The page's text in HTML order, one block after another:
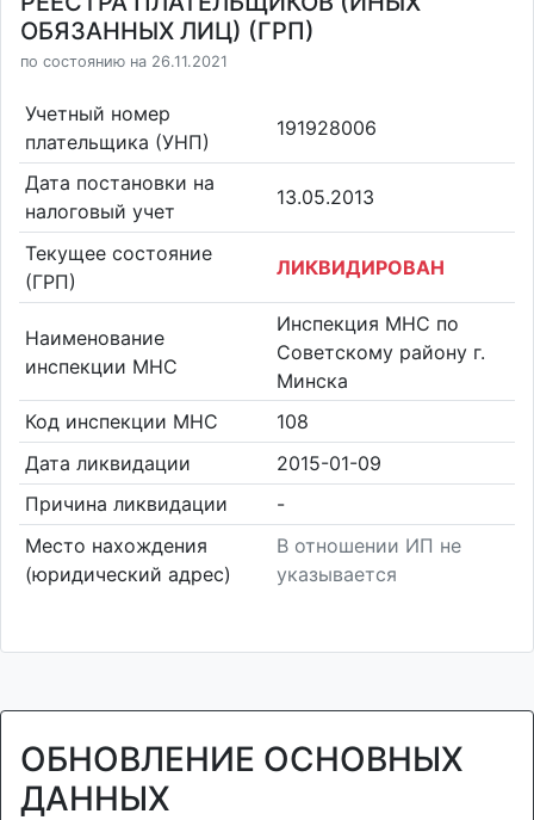
ОБЯЗАННЫХ ЛИЦ) (ГРП)
по состоянию на 26.11.2021
Учетный номер
плательщика (УНП)
191928006
Дата постановки на
налоговый учет
13.05.2013
Текущее состояние
(ГРП)
ЛИКВИДИРОВАН
Наименование
инспекции МНС
Инспекция МНС по
Советскому району г.
Минска
Код инспекции МНС
108
Дата ликвидации
2015-01-09
Причина ликвидации
-
Место нахождения
(юридический адрес)
В отношении ИП не
указывается
ОБНОВЛЕНИЕ ОСНОВНЫХ
ДАННЫХ